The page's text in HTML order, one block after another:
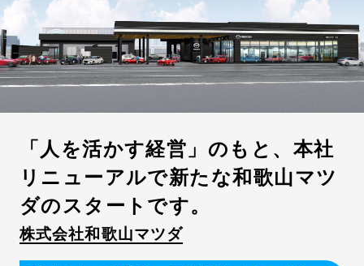
転勤なし・勤務地限定
有給休暇が取得しやすい
「人を活かす経営」のもと、本社
リニューアルで新たな和歌山マツ
ダのスタートです。
株式会社和歌山マツダ